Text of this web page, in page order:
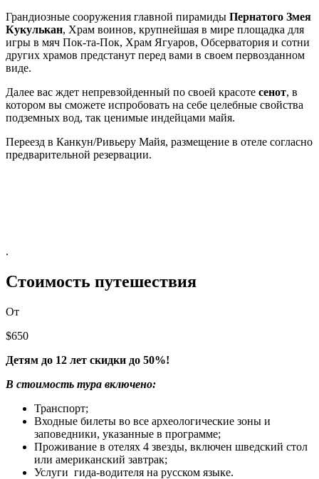
Грандиозные сооружения главной пирамиды Пернатого Змея
Кукулькан, Храм воинов, крупнейшая в мире площадка для
игры в мяч Пок-та-Пок, Храм Ягуаров, Обсерватория и сотни
других храмов предстанут перед вами в своем первозданном
виде.
Далее вас ждет непревзойденный по своей красоте сенот, в
котором вы сможете испробовать на себе целебные свойства
подземных вод, так ценимые индейцами майя.
Переезд в Канкун/Ривьеру Майя, размещение в отеле согласно
предварительной резервации.
.
Стоимость путешествия
От
$650
Детям до 12 лет скидки до 50%!
В стоимость тура включено:
Транспорт;
Входные билеты во все археологические зоны и
заповедники, указанные в программе;
Проживание в отелях 4 звезды, включен шведский стол
или американский завтрак;
Услуги гида-водителя на русском языке.